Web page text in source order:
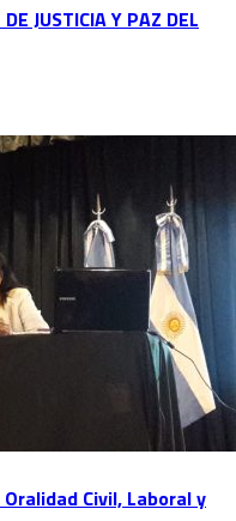
JUSTICIA Y PAZ DEL
Civil, Laboral y